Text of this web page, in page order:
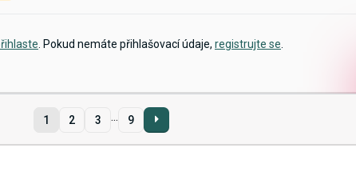
. Pokud nemáte přihlašovací údaje, registrujte se
1 2 3 ... 9